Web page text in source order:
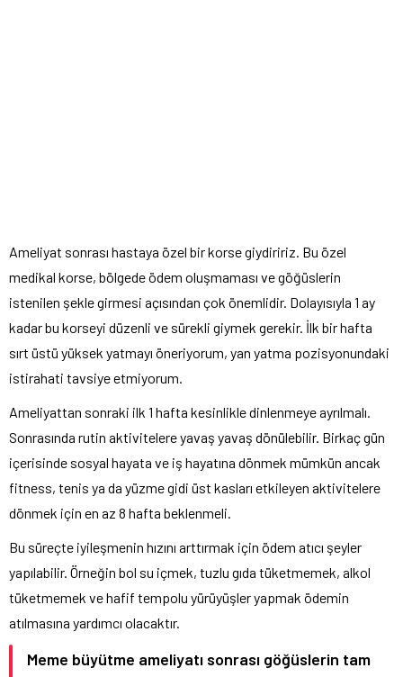
Ameliyat sonrası hastaya özel bir korse giydiririz. Bu özel
medikal korse, bölgede ödem oluşmaması ve göğüslerin
istenilen şekle girmesi açısından çok önemlidir. Dolayısıyla 1 ay
kadar bu korseyi düzenli ve sürekli giymek gerekir. İlk bir hafta
sırt üstü yüksek yatmayı öneriyorum, yan yatma pozisyonundaki
istirahati tavsiye etmiyorum.
Ameliyattan sonraki ilk 1 hafta kesinlikle dinlenmeye ayrılmalı.
Sonrasında rutin aktivitelere yavaş yavaş dönülebilir. Birkaç gün
içerisinde sosyal hayata ve iş hayatına dönmek mümkün ancak
fitness, tenis ya da yüzme gidi üst kasları etkileyen aktivitelere
dönmek için en az 8 hafta beklenmeli.
Bu süreçte iyileşmenin hızını arttırmak için ödem atıcı şeyler
yapılabilir. Örneğin bol su içmek, tuzlu gıda tüketmemek, alkol
tüketmemek ve hafif tempolu yürüyüşler yapmak ödemin
atılmasına yardımcı olacaktır.
Meme büyütme ameliyatı sonrası göğüslerin tam